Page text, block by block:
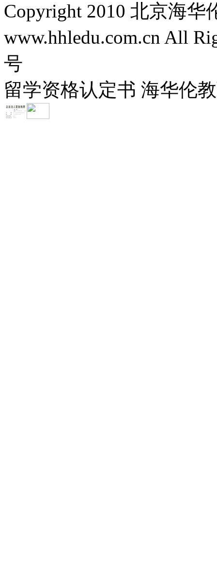
Copyright 2010 北京海
www.hhledu.com.cn All
号
留学资格认定书 海华伦